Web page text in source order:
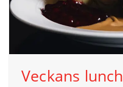
Veckans lunch